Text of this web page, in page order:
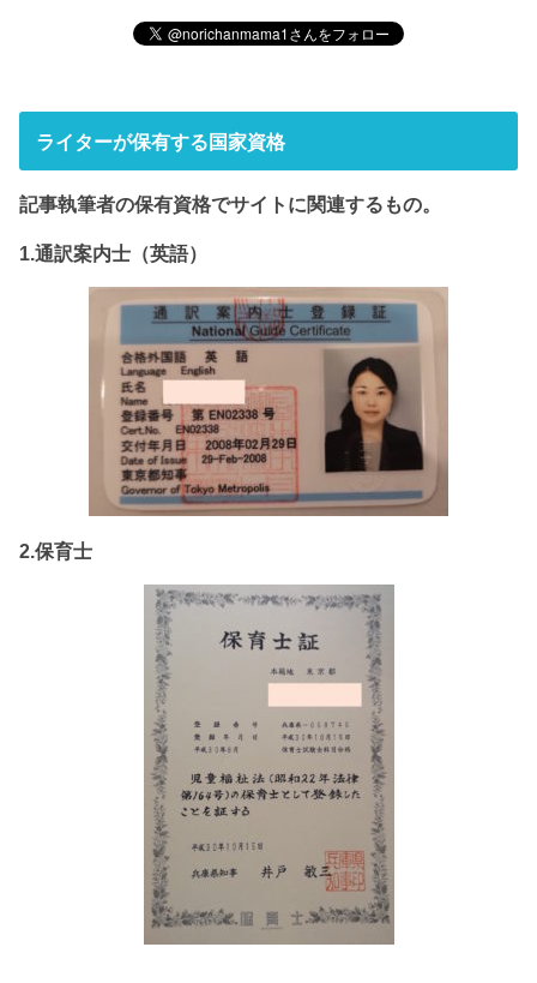
ライターが保有する国家資格
記事執筆者の保有資格でサイト に関連するもの。
1.通訳案内士（英語）
2.保育士